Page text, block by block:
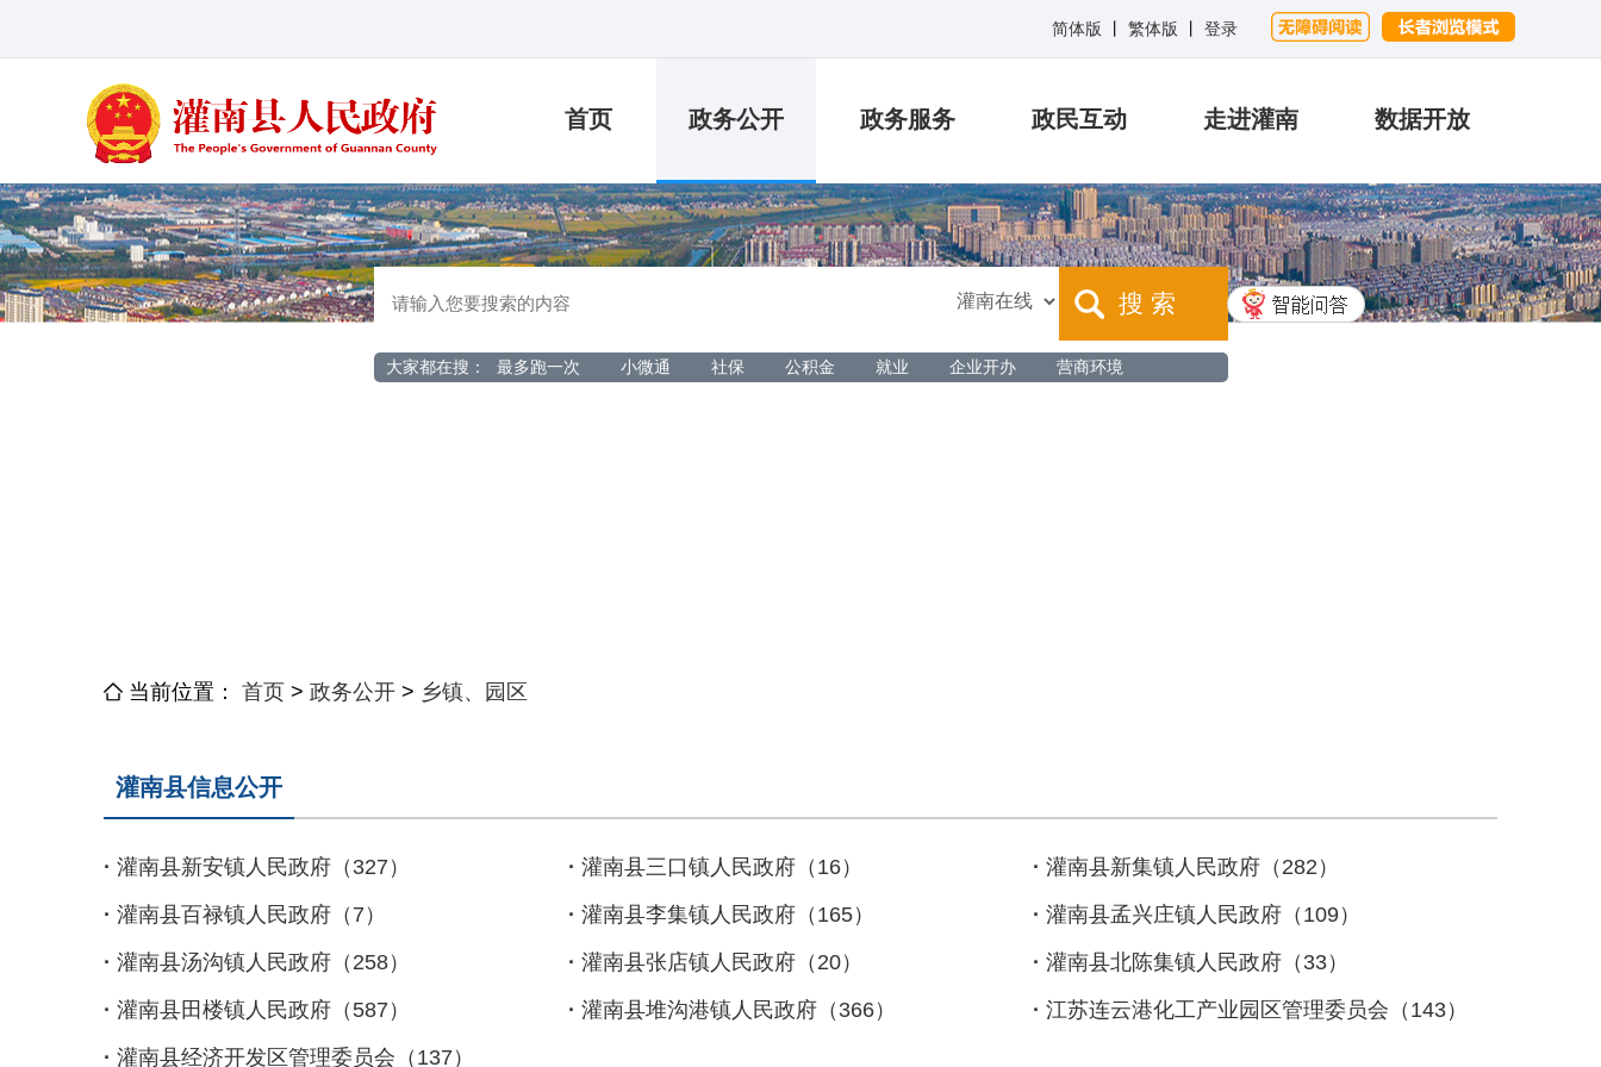
简体版 繁体版 登录
首页 政务公开 政务服务 政民互动 走进灌南 数据开放
搜 索
大家都在搜： 最多跑一次 小微通 社保 公积金 就业 企业开办 营商环境
当前位置： 首页 > 政务公开 > 乡镇、园区
灌南县信息公开
· 灌南县新安镇人民政府（327） · 灌南县三口镇人民政府（16） · 灌南县新集镇人民政府（282）
· 灌南县百禄镇人民政府（7） · 灌南县李集镇人民政府（165） · 灌南县孟兴庄镇人民政府（109）
· 灌南县汤沟镇人民政府（258） · 灌南县张店镇人民政府（20） · 灌南县北陈集镇人民政府（33）
· 灌南县田楼镇人民政府（587） · 灌南县堆沟港镇人民政府（366） · 江苏连云港化工产业园区管理委员会（143）
· 灌南县经济开发区管理委员会（137）